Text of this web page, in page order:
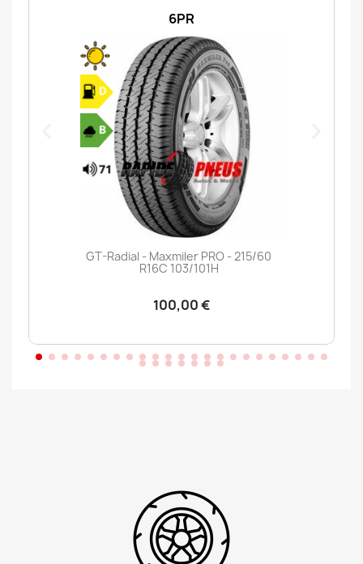
6PR
GT-Radial - Maxmiler PRO - 215/60
R16C 103/101H
100,00 €